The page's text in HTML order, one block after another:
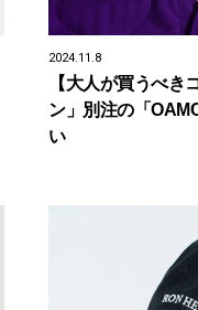
2024.11.8
【大人が買うべき
ン」別注の「
い